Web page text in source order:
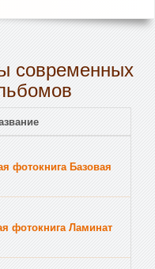
современных
фотокнига Базовая
фотокнига Ламинат